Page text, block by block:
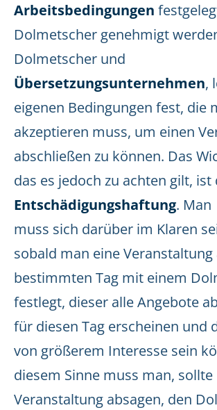
Arbeitsbedingungen
Dolmetscher genehmigt
Dolmetscher und
Übersetzungsunternehmen,
eigenen Bedingungen fest, die
akzeptieren muss, um einen
abschließen zu können. Das
das es jedoch zu achten gilt, ist
Entschädigungshaftung. Man
muss sich darüber im Klaren
sobald man eine Veranstaltung
bestimmten Tag mit einem
festlegt, dieser alle Angebote
für diesen Tag erscheinen und
von größerem Interesse sein
diesem Sinne muss man,
Veranstaltung absagen, den